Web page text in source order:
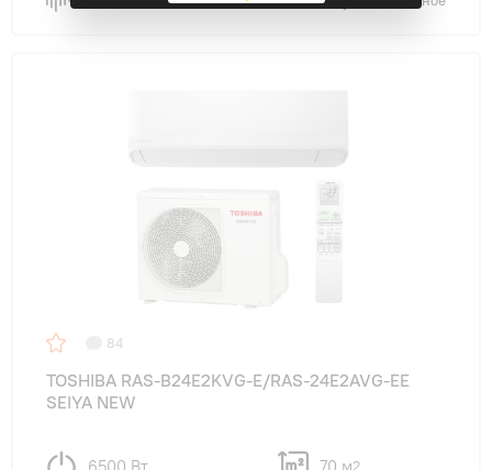
84
TOSHIBA RAS-B24E2KVG-E/RAS-24E2AVG-EE
SEIYA NEW
2